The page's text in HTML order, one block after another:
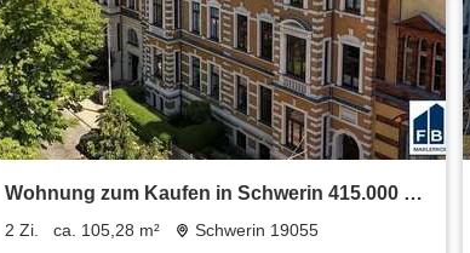
Wohnung zum Kaufen in Schwerin 415.000 €
105.28 m²
2 Zi. ca. 105,28 m² Schwerin 19055